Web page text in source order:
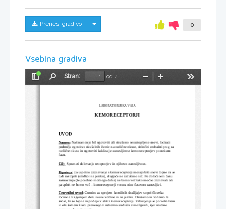
Prenesi gradivo Skrij/prikaži meni 0
Vsebina gradiva
Preklopi
Stran:
od 4
Pomanjšaj
LABORATORIJSKA VAJA
KEMORECEPTORJI
UVOD
Namen: Naš namen je bil ugotoviti ali okušamo neraztopljene snovi, locirati
področja zgostitve okušalnih čutnic za različne okuse, določiti vzdražni prag za
različne okuse in ugotoviti kakšna je zanesljivost kemoreceptorjev po nekem
času.
Cilj: Spoznati delovanje receptorjev in njihovo zanesljivost.
Hipoteza: za uspešno zaznavanje s kemoreceptorji morajo biti snovi topne in se
tudi raztopiti (sladkor na jeziku), drugače ne začutimo nič. Po določenem času
zaznavanja (še posebno močnega duha) ne bomo več tako močno zaznavali ali
pa sploh ne bomo več – kemoreceptorji v nosu niso časovno zanesljivi.
Teoretični uvod: Čutnice za sprejem kemičnih dražljajev so pri človeku
locirane v zgornjem delu nosne votline in na jeziku. Okušamo in vohamo le
snovi, ki so topne in pridejo v stik z kemoreceptorji. Vzburjenje se po vohalnem
in okušalnem živcu prenesejo v ustrezna središča v možganih, kjer nastane